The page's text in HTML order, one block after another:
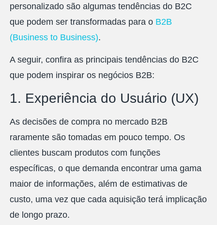
personalizado são algumas tendências do B2C
que podem ser transformadas para o B2B
(Business to Business).
A seguir, confira as principais tendências do B2C
que podem inspirar os negócios B2B:
1. Experiência do Usuário (UX)
As decisões de compra no mercado B2B
raramente são tomadas em pouco tempo. Os
clientes buscam produtos com funções
específicas, o que demanda encontrar uma gama
maior de informações, além de estimativas de
custo, uma vez que cada aquisição terá implicação
de longo prazo.